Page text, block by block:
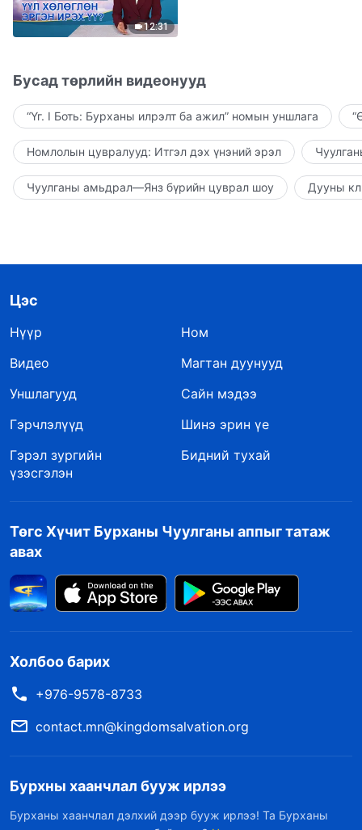
12:31
Бусад төрлийн видеонууд
“Үг. I Боть: Бурханы илрэлт ба ажил” номын уншлага
Номлолын цувралууд: Итгэл дэх үнэний эрэл
Чуулганы амьдрал—Янз бүрийн цуврал шоу Дууны
Цэс
Нүүр
Ном
Видео
Магтан дуунууд
Уншлагууд
Сайн мэдээ
Гэрчлэлүүд
Шинэ эрин үе
Гэрэл зургийн
үзэсгэлэн
Бидний тухай
Төгс Хүчит Бурханы Чуулганы аппыг татаж
авах
Холбоо барих
+976-9578-8733
contact.mn@kingdomsalvation.org
Бурхны хаанчлал бууж ирлээ
Бурханы хаанчлал дэлхий дээр бууж ирлээ! Та Бурханы